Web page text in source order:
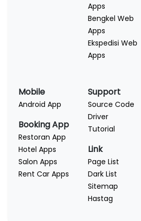
Apps
Bengkel Web
Apps
Ekspedisi Web
Apps
Mobile
Android App
Booking App
Restoran App
Hotel Apps
Salon Apps
Rent Car Apps
Support
Source Code
Driver
Tutorial
Link
Page List
Dark List
Sitemap
Hastag